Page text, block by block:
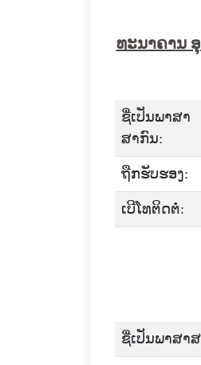
ທະນາຄານ
ຊື່ເປັນພາສາ
ສາກົນ:
ຖືກຮັບຮອງ:
ເບີໂທຕິດຕໍ່:
ຊື່ເປັນພາສາ